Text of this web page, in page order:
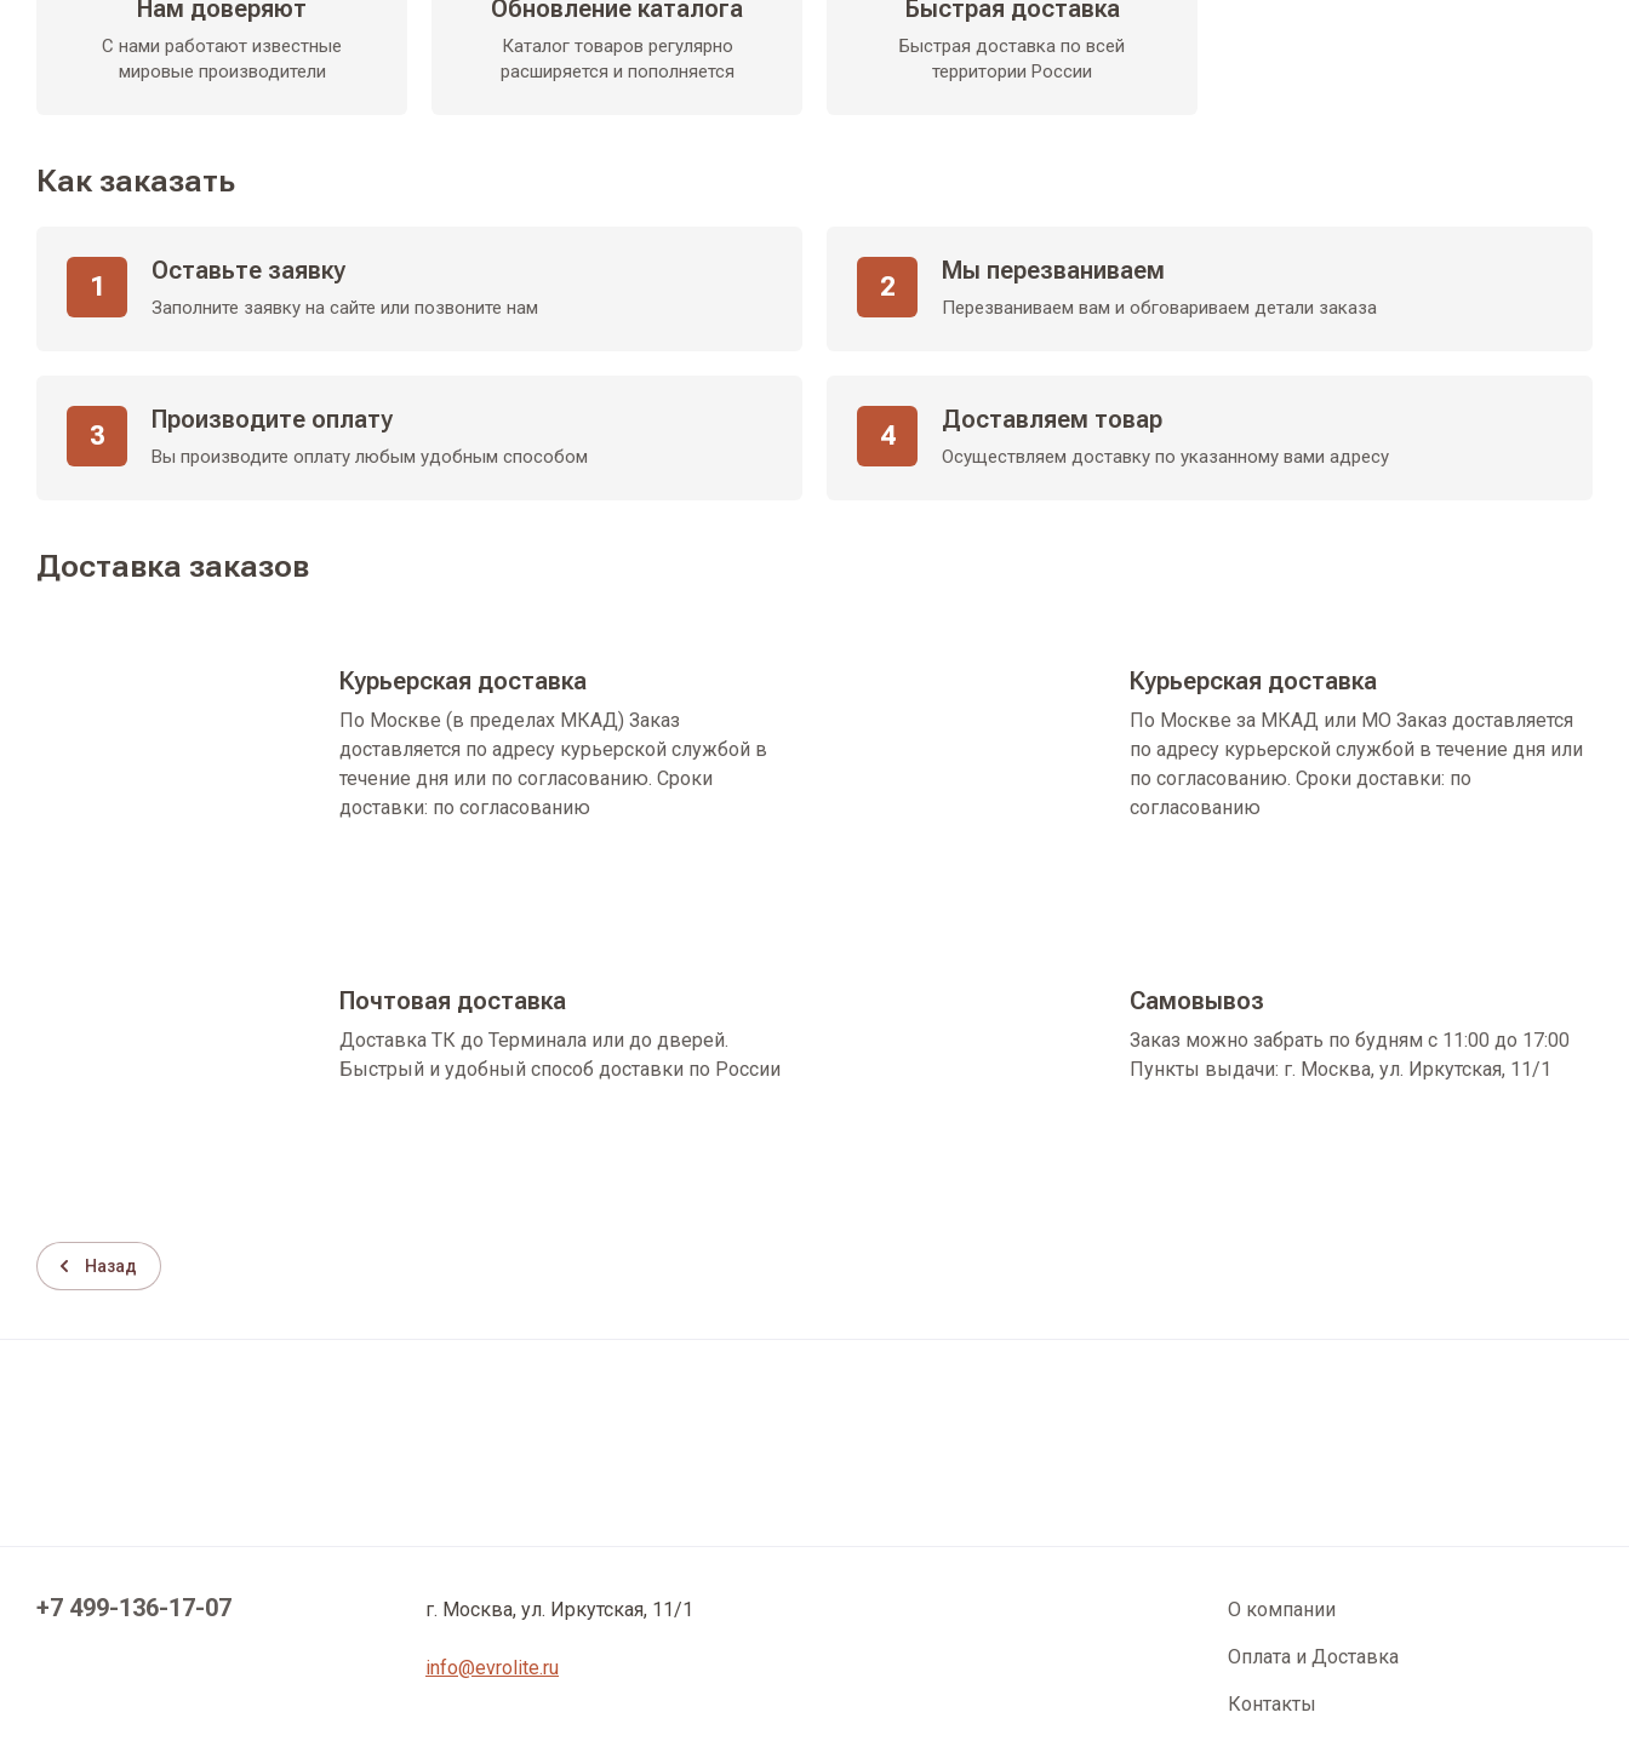
Нам доверяют
С нами работают известные
мировые производители
Обновление каталога
Каталог товаров регулярно
расширяется и пополняется
Быстрая доставка
Быстрая доставка по всей
территории России
Как заказать
1
Оставьте заявку
Заполните заявку на сайте или позвоните нам
2
Мы перезваниваем
Перезваниваем вам и обговариваем детали заказа
3
Производите оплату
Вы производите оплату любым удобным способом
4
Доставляем товар
Осуществляем доставку по указанному вами адресу
Доставка заказов
Курьерская доставка
По Москве (в пределах МКАД) Заказ
доставляется по адресу курьерской службой в
течение дня или по согласованию. Сроки
доставки: по согласованию
Курьерская доставка
По Москве за МКАД или МО Заказ доставляется
по адресу курьерской службой в течение дня или
по согласованию. Сроки доставки: по
согласованию
Почтовая доставка
Доставка ТК до Терминала или до дверей.
Быстрый и удобный способ доставки по России
Самовывоз
Заказ можно забрать по будням с 11:00 до 17:00
Пункты выдачи: г. Москва, ул. Иркутская, 11/1
Назад
+7 499-136-17-07 г. Москва, ул. Иркутская, 11/1
info@evrolite.ru
О компании
Оплата и Доставка
Контакты